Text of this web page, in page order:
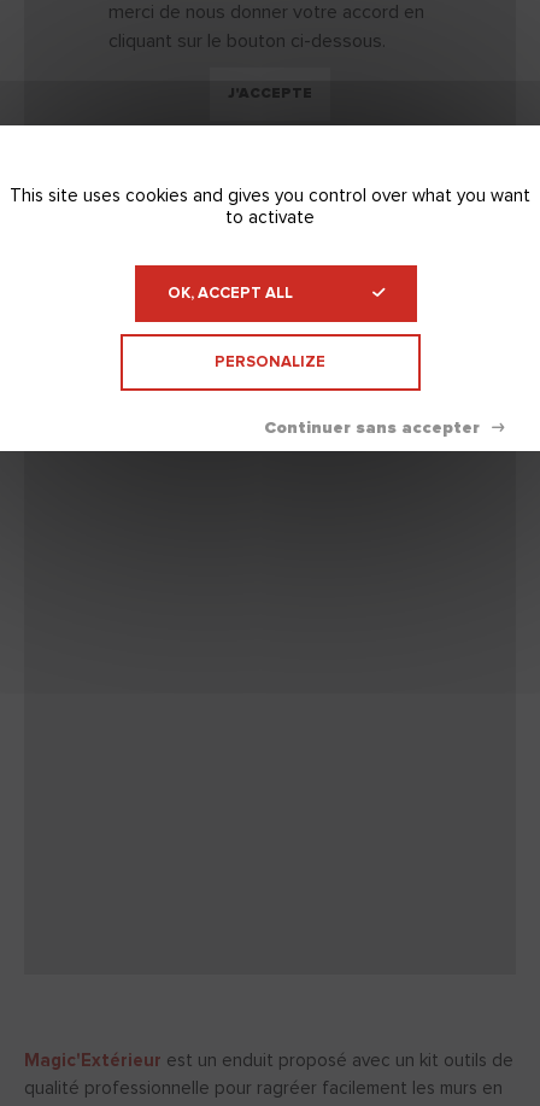
merci de nous donner votre accord en
cliquant sur le bouton ci-dessous.
J'ACCEPTE
Magic'Extérieur est un enduit proposé avec un kit outils de
qualité professionnelle pour ragréer facilement les murs en
This site uses cookies and gives you control over what you want
to activate
OK, ACCEPT ALL
PERSONALIZE